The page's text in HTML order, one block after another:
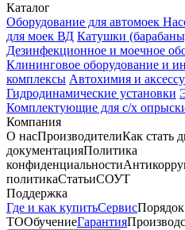
Каталог
Оборудование для автомоек
для моек ВД Катушки
Дезинфекционное и моечное
Клининговое оборудование и
комплексы Автохимия и
Гидродинамические установки
Комплектующие для с/х
Компания
О насПроизводителиКак стать
документацияПолитика
конфиденциальности
политикаСтатьиСОУТ
Поддержка
Где и как купитьСервис
ТООбучениеГарантия